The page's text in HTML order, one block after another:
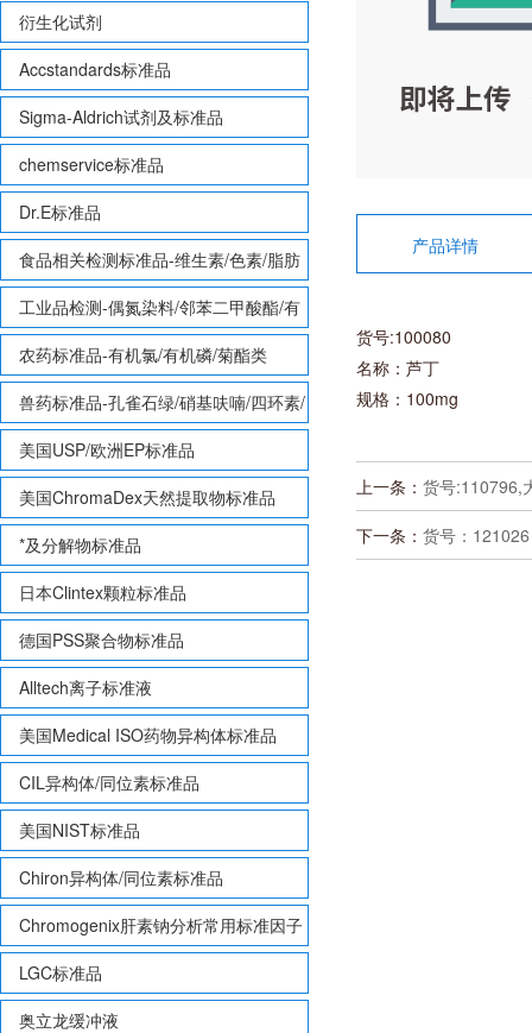
致敏性香味剂标准品
衍生化试剂
Accstandards标准品
Sigma-Aldrich试剂及标准品
chemservice标准品
Dr.E标准品
食品相关检测标准品-维生素/色素/脂肪
酸甲酯等
工业品检测-偶氮染料/邻苯二甲酸酯/有
机锡/多溴联苯/多溴联苯醚/多氯联苯
农药标准品-有机氯/有机磷/菊酯类
兽药标准品-孔雀石绿/硝基呋喃/四环素/
磺胺等
美国USP/欧洲EP标准品
美国ChromaDex天然提取物标准品
*及分解物标准品
日本Clintex颗粒标准品
德国PSS聚合物标准品
Alltech离子标准液
美国Medical ISO药物异构体标准品
CIL异构体/同位素标准品
美国NIST标准品
Chiron异构体/同位素标准品
Chromogenix肝素钠分析常用标准因子
LGC标准品
奥立龙缓冲液
产品详情
货号:100080
名称：芦丁
规格：100mg
上一条： 货号:110796,
下一条： 货号：